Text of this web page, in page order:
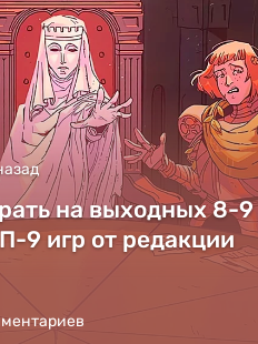
на выходных 8-9
9 игр от редакции